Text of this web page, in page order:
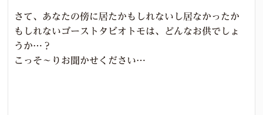
さて、あなたの傍に居たかもしれないし居なかったか
もしれないゴーストタビオトモは、どんなお供でしょ
うか…？
こっそ～りお聞かせください…